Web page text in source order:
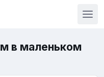
в маленьком